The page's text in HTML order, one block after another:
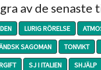
av de
LURIG RÖRELSE
SAGOMAN
TONVIKT
SJ I ITALIEN SHJÄLP